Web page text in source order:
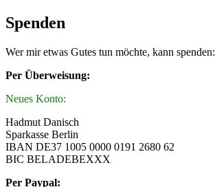
Spenden
Wer mir etwas Gutes tun möchte, kann spenden:
Per Überweisung:
Neues Konto:
Hadmut Danisch
Sparkasse Berlin
IBAN DE37 1005 0000 0191 2680 62
BIC BELADEBEXXX
Per Paypal: